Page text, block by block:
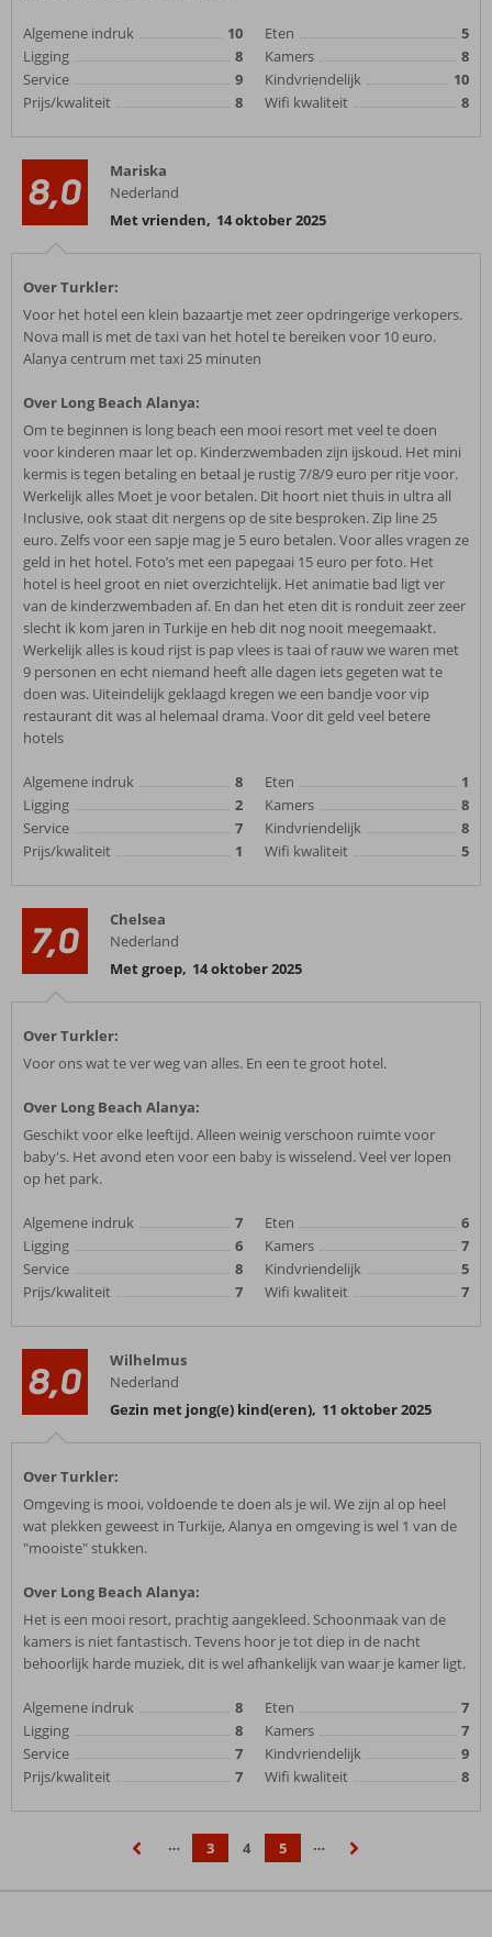
Algemene indruk
10
Ligging
8
Service
9
Prijs/kwaliteit
8
Eten
5
Kamers
8
Kindvriendelijk
10
Wifi kwaliteit
8
8,0
Mariska
Nederland
Met vrienden, 14 oktober 2025
Over Turkler:
Voor het hotel een klein bazaartje met zeer opdringerige verkopers.
Nova mall is met de taxi van het hotel te bereiken voor 10 euro.
Alanya centrum met taxi 25 minuten
Over Long Beach Alanya:
Om te beginnen is long beach een mooi resort met veel te doen
voor kinderen maar let op. Kinderzwembaden zijn ijskoud. Het mini
kermis is tegen betaling en betaal je rustig 7/8/9 euro per ritje voor.
Werkelijk alles Moet je voor betalen. Dit hoort niet thuis in ultra all
Inclusive, ook staat dit nergens op de site besproken. Zip line 25
euro. Zelfs voor een sapje mag je 5 euro betalen. Voor alles vragen ze
geld in het hotel. Foto’s met een papegaai 15 euro per foto. Het
hotel is heel groot en niet overzichtelijk. Het animatie bad ligt ver
van de kinderzwembaden af. En dan het eten dit is ronduit zeer zeer
slecht ik kom jaren in Turkije en heb dit nog nooit meegemaakt.
Werkelijk alles is koud rijst is pap vlees is taai of rauw we waren met
9 personen en echt niemand heeft alle dagen iets gegeten wat te
doen was. Uiteindelijk geklaagd kregen we een bandje voor vip
restaurant dit was al helemaal drama. Voor dit geld veel betere
hotels
Algemene indruk
8
Ligging
2
Service
7
Prijs/kwaliteit
1
Eten
1
Kamers
8
Kindvriendelijk
8
Wifi kwaliteit
5
7,0
Chelsea
Nederland
Met groep, 14 oktober 2025
Over Turkler:
Voor ons wat te ver weg van alles. En een te groot hotel.
Over Long Beach Alanya:
Geschikt voor elke leeftijd. Alleen weinig verschoon ruimte voor
baby's. Het avond eten voor een baby is wisselend. Veel ver lopen
op het park.
Algemene indruk
7
Ligging
6
Service
8
Prijs/kwaliteit
7
Eten
6
Kamers
7
Kindvriendelijk
5
Wifi kwaliteit
7
8,0
Wilhelmus
Nederland
Gezin met jong(e) kind(eren), 11 oktober 2025
Over Turkler:
Omgeving is mooi, voldoende te doen als je wil. We zijn al op heel
wat plekken geweest in Turkije, Alanya en omgeving is wel 1 van de
"mooiste" stukken.
Over Long Beach Alanya:
Het is een mooi resort, prachtig aangekleed. Schoonmaak van de
kamers is niet fantastisch. Tevens hoor je tot diep in de nacht
behoorlijk harde muziek, dit is wel afhankelijk van waar je kamer ligt.
Algemene indruk
8
Ligging
8
Service
7
Prijs/kwaliteit
7
Eten
7
Kamers
7
Kindvriendelijk
9
Wifi kwaliteit
8
… 3 4 5
…